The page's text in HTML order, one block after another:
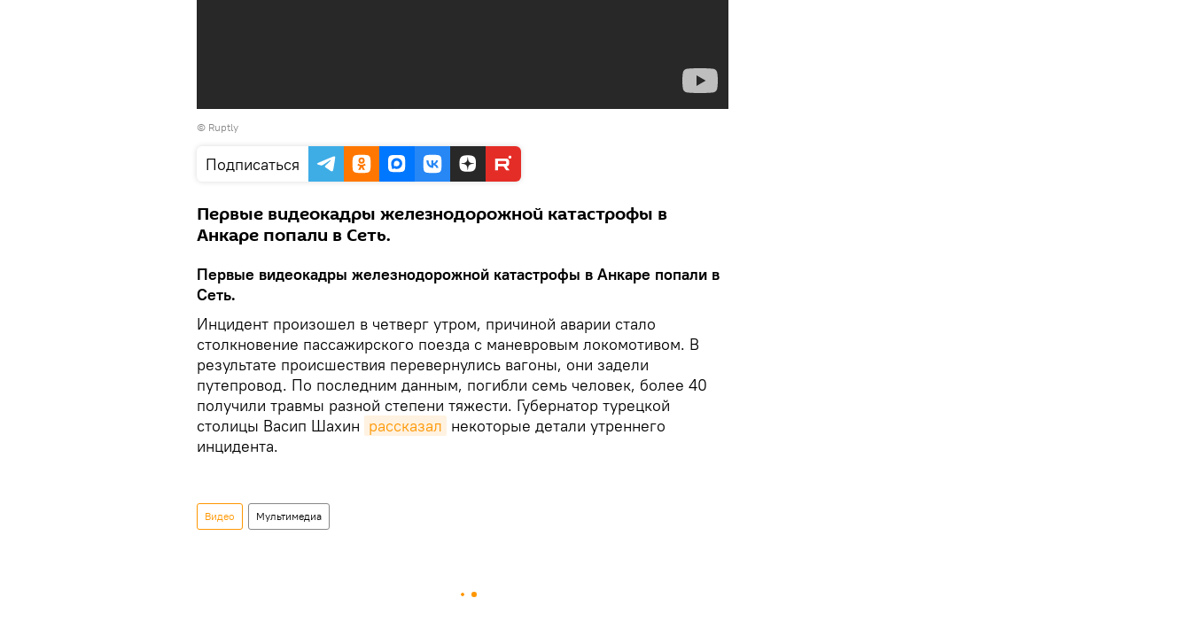
© Ruptly
Подписаться
Первые видеокадры железнодорожной катастрофы в
Анкаре попали в Сеть.
Первые видеокадры железнодорожной катастрофы в Анкаре попали в
Сеть.
Инцидент произошел в четверг утром, причиной аварии стало
столкновение пассажирского поезда с маневровым локомотивом. В
результате происшествия перевернулись вагоны, они задели
путепровод. По последним данным, погибли семь человек, более 40
получили травмы разной степени тяжести. Губернатор турецкой
столицы Васип Шахин рассказал некоторые детали утреннего
инцидента.
Видео Мультимедиа